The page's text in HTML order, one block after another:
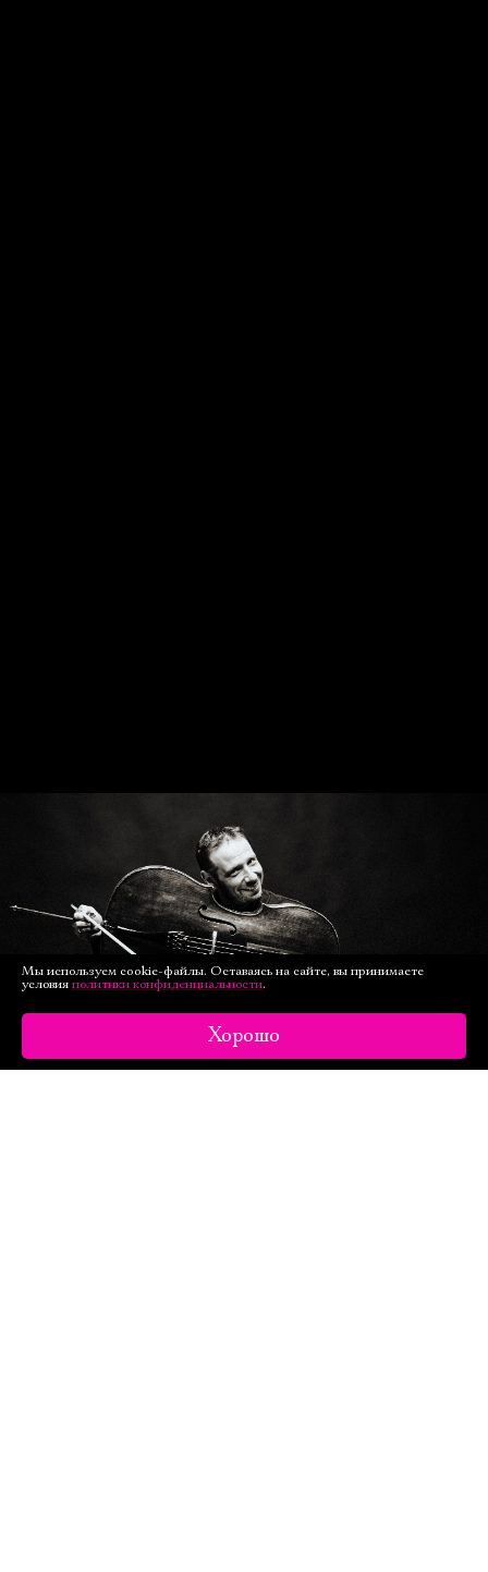
Мы используем cookie-файлы. Оставаясь на сайте, вы принимаете
условия политики конфиденциальности.
Хорошо